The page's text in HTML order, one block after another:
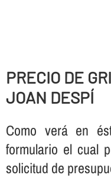
PRECIO DE
JOAN DESPÍ
Como verá en
formulario el cual
solicitud de